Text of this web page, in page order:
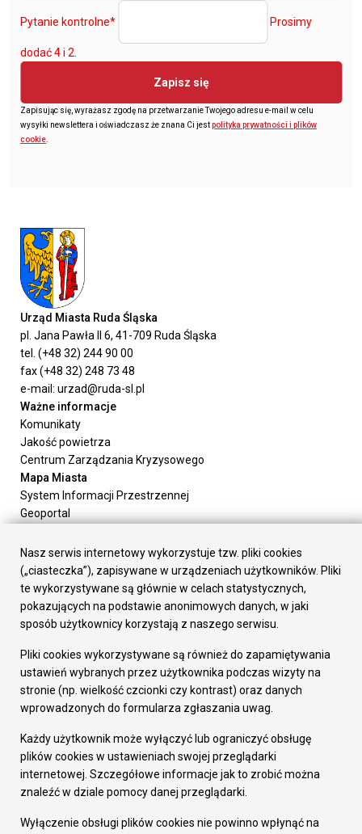
Pytanie kontrolne* Prosimy
dodać 4 i 2.
Zapisz się
Zapisując się, wyrażasz zgodę na przetwarzanie Twojego adresu e-mail w celu
wysyłki newslettera i oświadczasz że znana Ci jestpolityka prywatności i plików
cookie
Urząd Miasta Ruda Śląska
pl. Jana Pawła II 6, 41-709 Ruda Śląska
tel. (+48 32) 244 90 00
fax (+48 32) 248 73 48
e-mail: urzad@ruda-sl.pl
Ważne informacje
Komunikaty
Jakość powietrza
Centrum Zarządzania Kryzysowego
Mapa Miasta
System Informacji Przestrzennej
Geoportal
Załatw sprawę
Prezydent Miasta
Rada Miasta
Wydziały
Elektroniczna Skrzynka Podawcza
Gospodarka
Fundusze europejskie
Środki krajowe
Oferty inwestycyjne
Pozostałe
Deklaracja dostępności
Dane osobowe
Dodaj opinię o witrynie
Nasz serwis internetowy wykorzystuje tzw. pliki cookies
(„ciasteczka”), zapisywane w urządzeniach użytkowników. Pliki
te wykorzystywane są głównie w celach statystycznych,
pokazujących na podstawie anonimowych danych, w jaki
sposób użytkownicy korzystają z naszego serwisu.
Pliki cookies wykorzystywane są również do zapamiętywania
ustawień wybranych przez użytkownika podczas wizyty na
stronie (np. wielkość czcionki czy kontrast) oraz danych
wprowadzonych do formularza zgłaszania uwag.
Każdy użytkownik może wyłączyć lub ograniczyć obsługę
plików cookies w ustawieniach swojej przeglądarki
internetowej. Szczegółowe informacje jak to zrobić można
znaleźć w dziale pomocy danej przeglądarki.
Wyłączenie obsługi plików cookies nie powinno wpłynąć na